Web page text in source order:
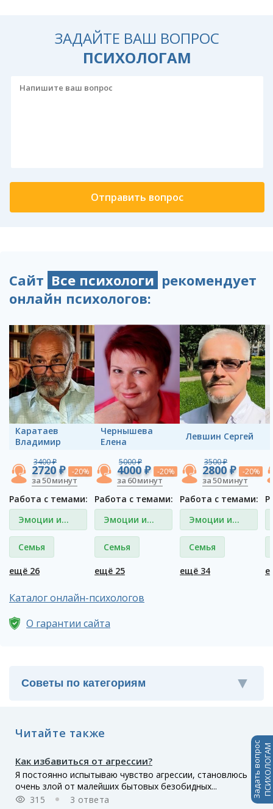
ЗАДАЙТЕ ВАШ ВОПРОС
ПСИХОЛОГАМ
Сайт Все психологи рекомендует
онлайн психологов:
Каратаев
Владимир
3400 ₽
2720 ₽ -20%
за 50 минут
Работа с темами:
Эмоции и
чувства
Семья
ещё 26
Чернышева
Елена
5000 ₽
4000 ₽ -20%
за 60 минут
Работа с темами:
Эмоции и
чувства
Семья
ещё 25
Левшин Сергей
3500 ₽
2800 ₽ -20%
за 50 минут
Работа с темами:
Эмоции и
чувства
Семья
ещё 34
Каталог онлайн-психологов
О гарантии сайта
Читайте также
Как избавиться от агрессии?
Я постоянно испытываю чувство агрессии, становлюсь
очень злой от малейших бытовых безобидных...
315
3 ответа
Задать вопросПСИХОЛОГАМ